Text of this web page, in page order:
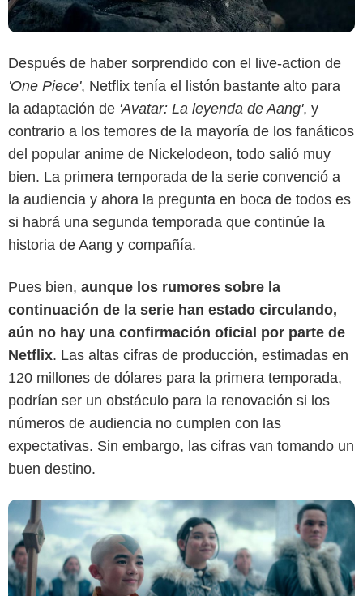
Después de haber sorprendido con el live-action de
'One Piece', Netflix tenía el listón bastante alto para
la adaptación de 'Avatar: La leyenda de Aang', y
contrario a los temores de la mayoría de los fanáticos
del popular anime de Nickelodeon, todo salió muy
bien. La primera temporada de la serie convenció a
la audiencia y ahora la pregunta en boca de todos es
si habrá una segunda temporada que continúe la
historia de Aang y compañía.
Pues bien, aunque los rumores sobre la
continuación de la serie han estado circulando,
aún no hay una confirmación oficial por parte de
Netflix. Las altas cifras de producción, estimadas en
120 millones de dólares para la primera temporada,
podrían ser un obstáculo para la renovación si los
números de audiencia no cumplen con las
expectativas. Sin embargo, las cifras van tomando un
buen destino.
Netflix